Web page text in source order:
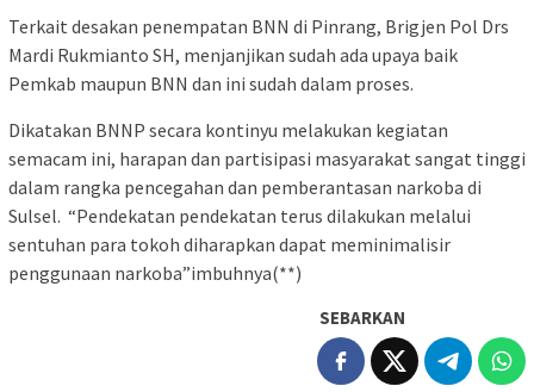
Terkait desakan penempatan BNN di Pinrang, Brigjen Pol Drs
Mardi Rukmianto SH, menjanjikan sudah ada upaya baik
Pemkab maupun BNN dan ini sudah dalam proses.
Dikatakan BNNP secara kontinyu melakukan kegiatan
semacam ini, harapan dan partisipasi masyarakat sangat tinggi
dalam rangka pencegahan dan pemberantasan narkoba di
Sulsel. “Pendekatan pendekatan terus dilakukan melalui
sentuhan para tokoh diharapkan dapat meminimalisir
penggunaan narkoba”imbuhnya(**)
SEBARKAN